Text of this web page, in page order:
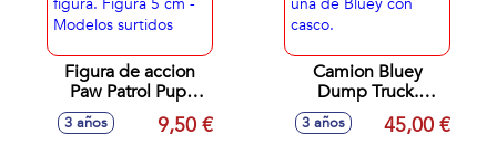
Figura de accion
Paw Patrol Pup.
Incluye
Aerodeslizador y
3 años 9,50 €
Camion Bluey
Dump Truck.
Incluye una figura
de Bingo
3 años 45,00 €